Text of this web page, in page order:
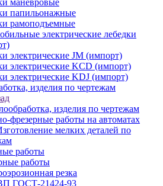
маневровые
папильонажные
рамоподъемные
электрические лебедки
электрические JM (импорт)
электрические KCD (импорт)
электрические KDJ (импорт)
изделия по чертежам
изделия по чертежам
фрезерные работы на автоматах
мелких деталей по
работы
работы
резка
ГОСТ-21424-93